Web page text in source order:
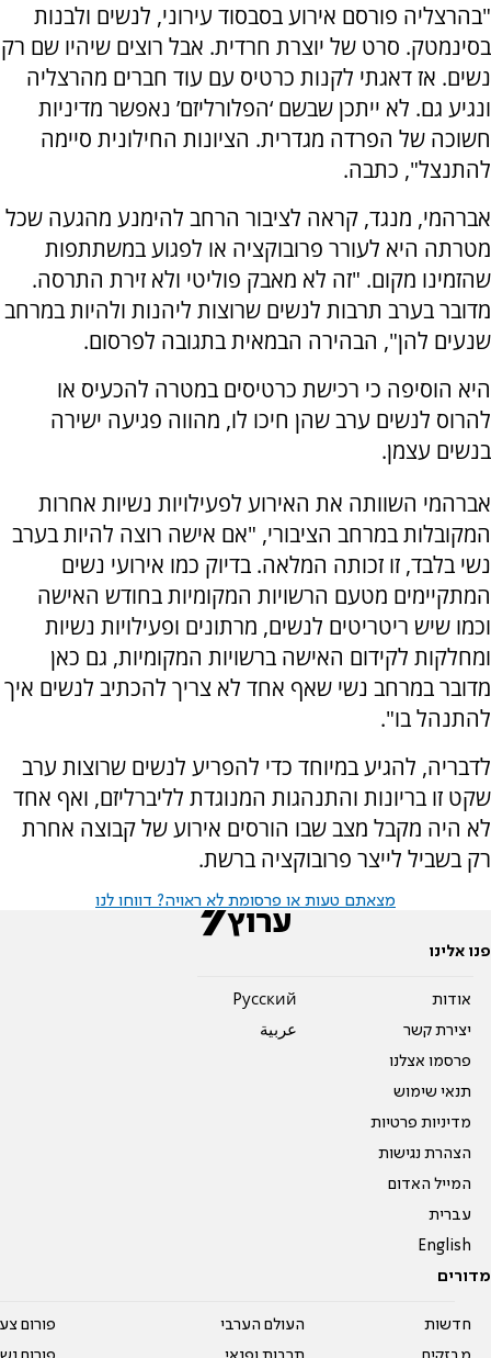
"בהרצליה פורסם אירוע בסבסוד עירוני, לנשים ולבנות
בסינמטק. סרט של יוצרת חרדית. אבל רוצים שיהיו שם רק
נשים. אז דאגתי לקנות כרטיס עם עוד חברים מהרצליה
ונגיע גם. לא ייתכן שבשם ‘הפלורליזם’ נאפשר מדיניות
חשוכה של הפרדה מגדרית. הציונות החילונית סיימה
להתנצל", כתבה.
אברהמי, מנגד, קראה לציבור הרחב להימנע מהגעה שכל
מטרתה היא לעורר פרובוקציה או לפגוע במשתתפות
שהזמינו מקום. "זה לא מאבק פוליטי ולא זירת התרסה.
מדובר בערב תרבות לנשים שרוצות ליהנות ולהיות במרחב
שנעים להן", הבהירה הבמאית בתגובה לפרסום.
היא הוסיפה כי רכישת כרטיסים במטרה להכעיס או
להרוס לנשים ערב שהן חיכו לו, מהווה פגיעה ישירה
בנשים עצמן.
אברהמי השוותה את האירוע לפעילויות נשיות אחרות
המקובלות במרחב הציבורי, "אם אישה רוצה להיות בערב
נשי בלבד, זו זכותה המלאה. בדיוק כמו אירועי נשים
המתקיימים מטעם הרשויות המקומיות בחודש האישה
וכמו שיש ריטריטים לנשים, מרתונים ופעילויות נשיות
ומחלקות לקידום האישה ברשויות המקומיות, גם כאן
מדובר במרחב נשי שאף אחד לא צריך להכתיב לנשים איך
להתנהל בו".
לדבריה, להגיע במיוחד כדי להפריע לנשים שרוצות ערב
שקט זו בריונות והתנהגות המנוגדת לליברליזם, ואף אחד
לא היה מקבל מצב שבו הורסים אירוע של קבוצה אחרת
רק בשביל לייצר פרובוקציה ברשת.
מצאתם טעות או פרסומת לא ראויה? דווחו לנו
פנו אלינו
אודות
יצירת קשר
פרסמו אצלנו
תנאי שימוש
מדיניות פרטיות
הצהרת נגישות
המייל האדום
עברית
English
Pусский
عربية
מדורים
חדשות
העולם הערבי
פורום